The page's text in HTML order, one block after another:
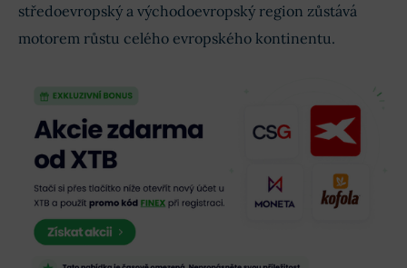
středoevropský a východoevropský region zůstává
motorem růstu celého evropského kontinentu.